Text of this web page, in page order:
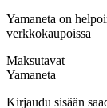
Yamaneta on
verkkokaupoissa
Maksutavat
Yamaneta
Kirjaudu sisään